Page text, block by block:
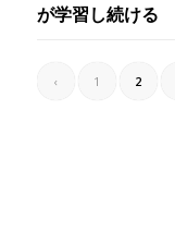
が学習し続ける
‹ 1 2